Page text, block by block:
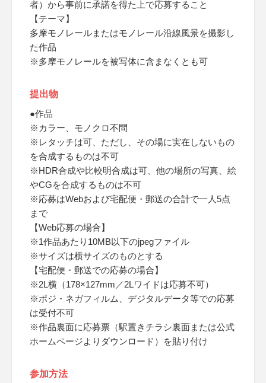
者）から事前に承諾を得た上で応募すること
【テーマ】
多摩モノレールまたはモノレール沿線風景を撮影し
た作品
※多摩モノレールを被写体に含まなくとも可
提出物
●作品
※カラー、モノクロ不問
※レタッチは可、ただし、その場に実在しないもの
を合成するものは不可
※HDR合成や比較明合成は可、他の場所の写真、絵
やCGを合成するものは不可
※応募はWebおよび宅配便・郵送の合計で一人5点
まで
【Web応募の場合】
※1作品あたり10MB以下のjpegファイル
※サイズは横サイズのものとする
【宅配便・郵送での応募の場合】
※2L横（178×127mm／2Lワイドは応募不可）
※ポジ・ネガフィルム、デジタルデータ等での応募
は受付不可
※作品裏面に応募票（駅置きチラシ裏面または公式
ホームページよりダウンロード）を貼り付け
参加方法